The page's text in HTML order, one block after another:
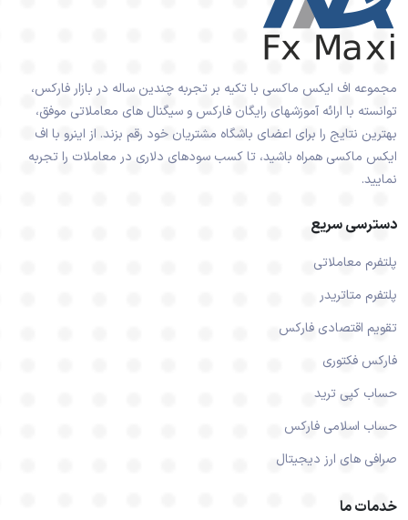
مجموعه اف ایکس ماکسی با تکیه بر تجربه چندین ساله در بازار فارکس،
توانسته با ارائه آموزشهای رایگان فارکس و سیگنال های معاملاتی موفق،
بهترین نتایج را برای اعضای باشگاه مشتریان خود رقم بزند. از اینرو با اف
ایکس ماکسی همراه باشید، تا کسب سودهای دلاری در معاملات را تجربه
نمایید.
دسترسی سریع
پلتفرم معاملاتی
پلتفرم متاتریدر
تقویم اقتصادی فارکس
فارکس فکتوری
حساب کپی ترید
حساب اسلامی فارکس
صرافی های ارز دیجیتال
خدمات ما